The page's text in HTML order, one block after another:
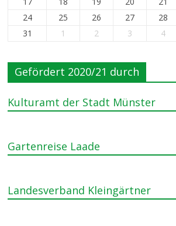
24
25 26 27 28
31
1 2 3 4
Gefördert 2020/21 durch
Kulturamt der Stadt Münster
Gartenreise Laade
Landesverband Kleingärtner